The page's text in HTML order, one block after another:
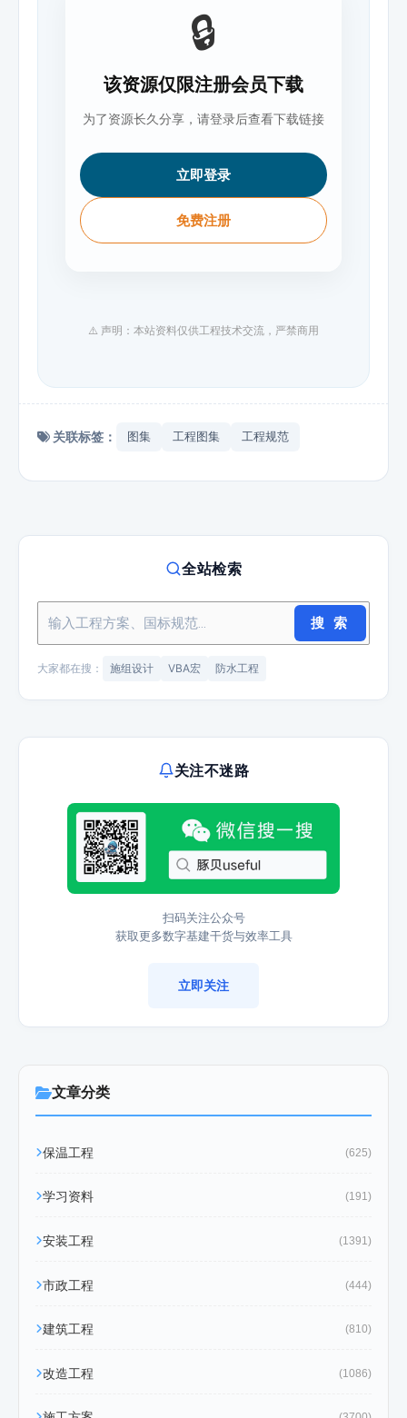
🔒
该资源仅限注册会员下载
为了资源长久分享，请登录后查看下载链接
立即登录
免费注册
⚠️ 声明：本站资料仅供工程技术交流，严禁商用
关联标签： 图集 工程图集 工程规范
全站检索
搜 索
大家都在搜： 施组设计 VBA宏 防水工程
关注不迷路
扫码关注公众号
获取更多数字基建干货与效率工具
立即关注
文章分类
保温工程 (625)
学习资料 (191)
安装工程 (1391)
市政工程 (444)
建筑工程 (810)
改造工程 (1086)